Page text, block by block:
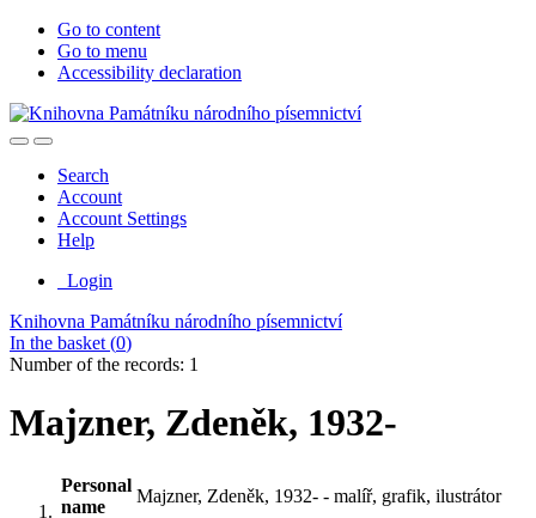
Go to content
Go to menu
Accessibility declaration
Search
Account
Account Settings
Help
Login
Knihovna Památníku národního písemnictví
In the basket (0)
Number of the records: 1
Majzner, Zdeněk, 1932-
Personal
name
Majzner, Zdeněk, 1932- - malíř, grafik, ilustrátor